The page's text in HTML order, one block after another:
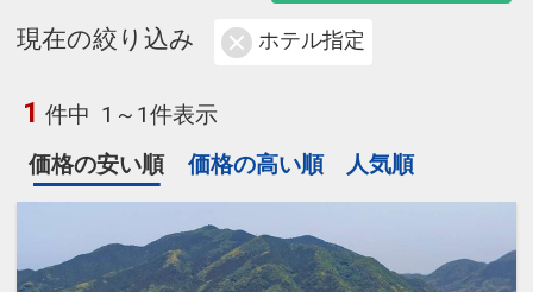
現在の絞り込み ホテル指定
1 件中 1～1件表示
価格の安い順
価格の高い順 人気順